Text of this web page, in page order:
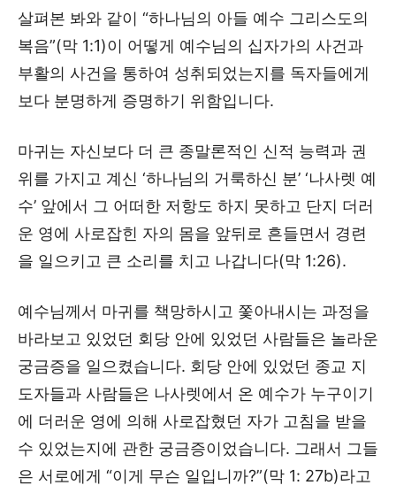
살펴본 봐와 같이 “하나님의 아들 예수 그리스도의
복음”(막 1:1)이 어떻게 예수님의 십자가의 사건과
부활의 사건을 통하여 성취되었는지를 독자들에게
보다 분명하게 증명하기 위함입니다.
마귀는 자신보다 더 큰 종말론적인 신적 능력과 권
위를 가지고 계신 ‘하나님의 거룩하신 분’ ‘나사렛 예
수’ 앞에서 그 어떠한 저항도 하지 못하고 단지 더러
운 영에 사로잡힌 자의 몸을 앞뒤로 흔들면서 경련
을 일으키고 큰 소리를 치고 나갑니다(막 1:26).
예수님께서 마귀를 책망하시고 쫓아내시는 과정을
바라보고 있었던 회당 안에 있었던 사람들은 놀라운
궁금증을 일으켰습니다. 회당 안에 있었던 종교 지
도자들과 사람들은 나사렛에서 온 예수가 누구이기
에 더러운 영에 의해 사로잡혔던 자가 고침을 받을
수 있었는지에 관한 궁금증이었습니다. 그래서 그들
은 서로에게 “이게 무슨 일입니까?”(막 1: 27b)라고